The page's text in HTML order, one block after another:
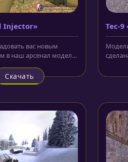
Injector»
вас новым
в наш арсенал модель
Скачать
Tec-9